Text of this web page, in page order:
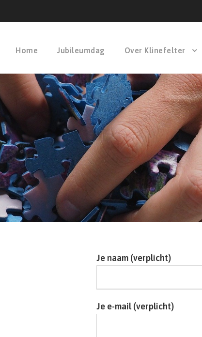
Home Jubileumdag Over Klinefelter
Je naam (verplicht)
Je e-mail (verplicht)